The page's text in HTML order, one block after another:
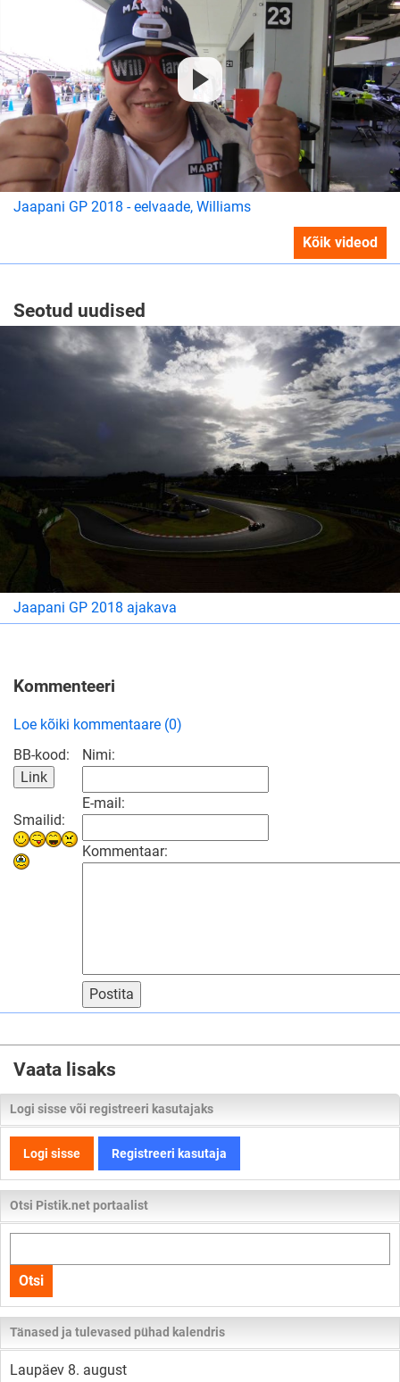
Jaapani GP 2018 - eelvaade, Williams
Kõik videod
Seotud uudised
Jaapani GP 2018 ajakava
Kommenteeri
Loe kõiki kommentaare (0)
BB-kood:
Smailid:
Nimi:
E-mail:
Kommentaar:
Postita
Vaata lisaks
Logi sisse või registreeri kasutajaks
Logi sisse Registreeri kasutaja
Otsi Pistik.net portaalist
kogu
lehelt
Otsi
Tänased ja tulevased pühad kalendris
Laupäev 8. august